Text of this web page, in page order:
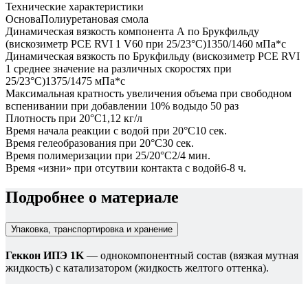
Технические характеристики
ОсноваПолиуретановая смола
Динамическая вязкость компонента А по Брукфильду
(вискозиметр PCE RVI 1 V60 при 25/23°C)1350/1460 мПа*с
Динамическая вязкость по Брукфильду (вискозиметр PCE RVI
1 среднее значение на различных скоростях при
25/23°C)1375/1475 мПа*с
Максимальная кратность увеличения объема при свободном
вспенивании при добавлении 10% водыдо 50 раз
Плотность при 20°C1,12 кг/л
Время начала реакции с водой при 20°С10 сек.
Время гелеобразования при 20°С30 сек.
Время полимеризации при 25/20°С2/4 мин.
Время «изни» при отсутвии контакта с водой6-8 ч.
Подробнее о материале
Упаковка, транспортировка и хранение
Геккон ИПЭ 1K — однокомпонентный состав (вязкая мутная
жидкость) с катализатором (жидкость желтого оттенка).